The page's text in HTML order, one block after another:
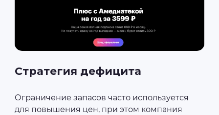
Стратегия дефицита
Ограничение запасов часто используется
для повышения цен, при этом компания